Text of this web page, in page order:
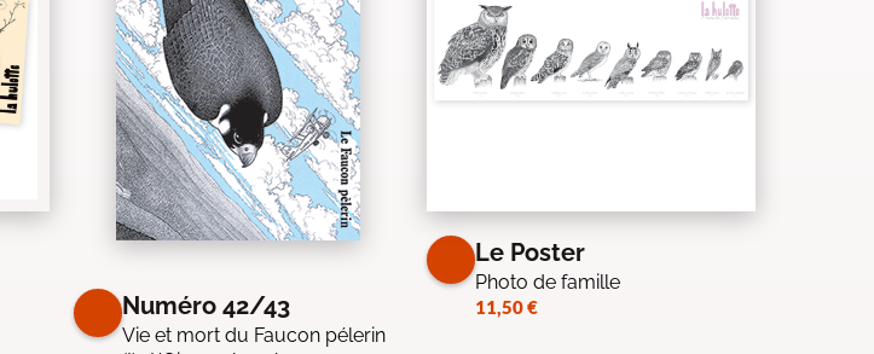
Numéro 42/43
Vie et mort du Faucon pélerin
Le Poster
Photo de famille
11,50€